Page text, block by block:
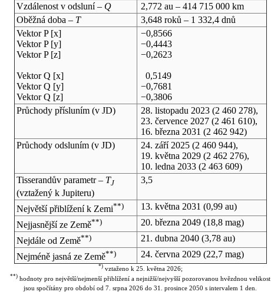
Vzdálenost v odsluní – Q
2,772 au – 414 715 000 km
Oběžná doba – T
3,648 roků – 1 332,4 dnů
Vektor P [x]
Vektor P [y]
Vektor P [z]
Vektor Q [x]
Vektor Q [y]
Vektor Q [z]
−0,8566
−0,4443
−0,2623
0,5149
−0,7681
−0,3806
Průchody přísluním (v JD) 28. listopadu 2023(2 460 278),
23. července 2027(2 461 610),
16. března 2031 (2 462 942)
Průchody odsluním (v JD) 24. září 2025(2 460 944),
19. května 2029(2 462 276),
10. ledna 2033(2 463 609)
Tisserandův parametr – TJ
(vztažený k Jupiteru)
3,5
Největší přiblížení k Zemi**) 13. května 2031 (0,99 au)
Nejjasnější ze Země**) 20. března 2049(18,8 mag)
Nejdále od Země**) 21. dubna 2040(3,78 au)
Nejméně jasná ze Země**) 24. června 2029(22,7 mag)
*)vztaženo k 25. května 2026;
**) hodnoty pro největší/nejmenší přiblížení a nejnižší/nejvyšší pozorovanou hvězdnou velikost
jsou spočítány pro období od 7. srpna 2026 do 31. prosince 2050 s intervalem 1 den.